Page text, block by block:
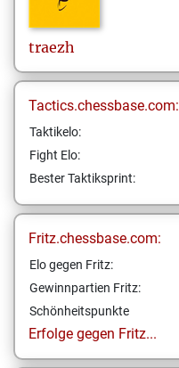
traezh
Tactics.chessbase.com:
Taktikelo:
Fight Elo:
Bester Taktiksprint:
Fritz.chessbase.com:
Elo gegen Fritz:
Gewinnpartien Fritz:
Schönheitspunkte
Erfolge gegen Fritz...